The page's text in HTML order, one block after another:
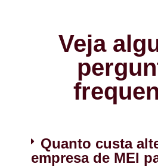
Veja
Quanto custa
empresa de MEI